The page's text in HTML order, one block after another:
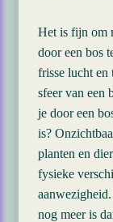
Het is fijn om
door een bos
frisse lucht en
sfeer van een
je door een
is?
planten en
fysieke
nog meer is